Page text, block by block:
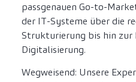
passgenauen Go-to-
der IT-Systeme über die
Strukturierung bis hin zur
Digitalisierung.
Wegweisend: Unsere